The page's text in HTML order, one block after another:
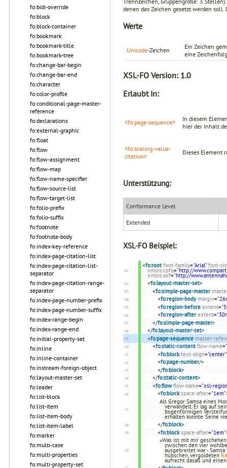
fo:bidi-override
fo:block
fo:block-container
fo:bookmark
fo:bookmark-title
fo:bookmark-tree
fo:change-bar-begin
fo:change-bar-end
fo:character
fo:color-profile
fo:conditional-page-master-
reference
fo:declarations
fo:external-graphic
fo:float
fo:flow
fo:flow-assignment
fo:flow-map
fo:flow-name-specifier
fo:flow-source-list
fo:flow-target-list
fo:folio-prefix
fo:folio-suffix
fo:footnote
fo:footnote-body
fo:index-key-reference
fo:index-page-citation-list
fo:index-page-citation-list-
separator
fo:index-page-citation-range-
separator
fo:index-page-number-prefix
fo:index-page-number-suffix
fo:index-range-begin
fo:index-range-end
fo:initial-property-set
fo:inline
fo:inline-container
fo:instream-foreign-object
fo:layout-master-set
fo:leader
fo:list-block
fo:list-item
fo:list-item-body
fo:list-item-label
fo:marker
fo:multi-case
fo:multi-properties
fo:multi-property-set
denen das Zeichen gesetzt werden
Werte
Unicode-Zeichen
Ein Zeichen
eine
XSL-FO Version: 1.0
Erlaubt in:
<fo:page-sequence>
In diesem
hier der Inhalt
<fo:scaling-value-
citation>
Dieses Element
Unterstützung:
Conformance Level
Extended
XSL-FO Beispiel:
<fo:root font-family="Arial" font-
xmlns:cpfo="http://
xmlns:axf="http://
<fo:layout-master-set>
<fo:simple-page-master
<fo:region-body margin=
<fo:region-before extent=
<fo:region-after extent=
</fo:simple-page-master>
</fo:layout-master-set>
<fo:page-sequence master-
<fo:static-content flow-name=
<fo:block text-align="center"
<fo:page-number/>
</fo:block>
</fo:static-content>
<fo:flow flow-name="xsl-
<fo:block space-after="1em"
Als Gregor Samsa eines
verwandelt. Er lag auf
bogenförmigen
erhalten konnte. Seine
</fo:block>
<fo:block space-after="1em"
»Was ist mit mir
zwischen den vier
ausgebreitet war -
hübschen, vergoldeten
aufrecht dasaß und